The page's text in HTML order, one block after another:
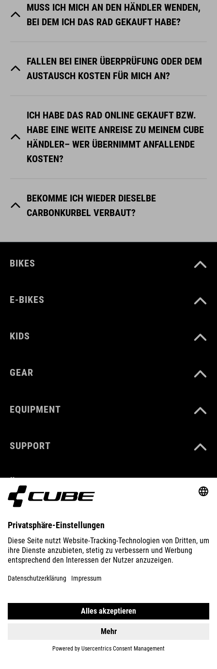
MUSS ICH MICH AN DEN HÄNDLER WENDEN,
BEI DEM ICH DAS RAD GEKAUFT HABE?
FALLEN BEI EINER ÜBERPRÜFUNG ODER DEM
AUSTAUSCH KOSTEN FÜR MICH AN?
ICH HABE DAS RAD ONLINE GEKAUFT BZW.
HABE EINE WEITE ANREISE ZU MEINEM CUBE
HÄNDLER– WER ÜBERNIMMT ANFALLENDE
KOSTEN?
BEKOMME ICH WIEDER DIESELBE
CARBONKURBEL VERBAUT?
BIKES
E-BIKES
KIDS
GEAR
EQUIPMENT
SUPPORT
ENTDECKEN